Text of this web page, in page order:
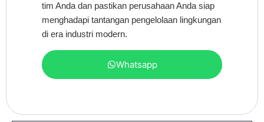
tim Anda dan pastikan perusahaan Anda siap
menghadapi tantangan pengelolaan lingkungan
di era industri modern.
Whatsapp